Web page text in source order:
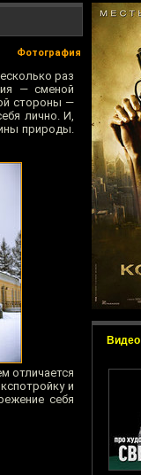
Видео
Фотография
раз
— сменой
стороны —
лично. И,
природы.
отличается
и
себя